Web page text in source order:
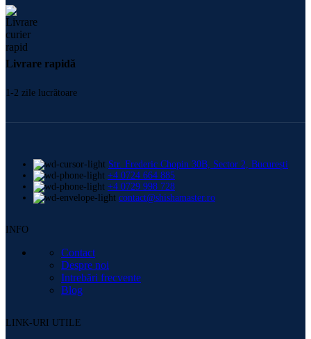
Livrare rapidă
1-2 zile lucrătoare
Str. Frederic Chopin 30B, Sector 2, București
+4 0724 664 885
+4 0729 998 728
contact@shishamaster.ro
INFO
Contact
Despre noi
Intrebări frecvente
Blog
LINK-URI UTILE